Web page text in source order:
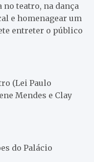
no teatro, na dança
e homenagear um
entreter o público
(Lei Paulo
Mendes e Clay
do Palácio